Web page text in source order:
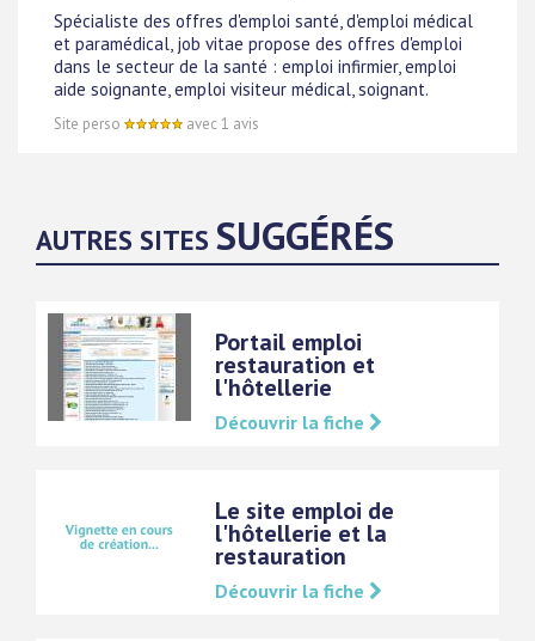
Spécialiste des offres d'emploi santé, d'emploi médical
et paramédical, job vitae propose des offres d'emploi
dans le secteur de la santé : emploi infirmier, emploi
aide soignante, emploi visiteur médical, soignant.
Site perso avec 1 avis
AUTRES SITES SUGGÉRÉS
Portail emploi
restauration et
l'hôtellerie
Découvrir la fiche
Le site emploi de
l'hôtellerie et la
restauration
Découvrir la fiche